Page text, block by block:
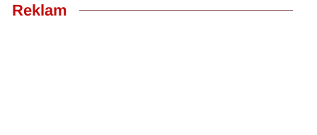
Reklam